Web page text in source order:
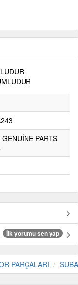
GENUİNE PARTS
İlk yorumu sen yap
PARÇALARI